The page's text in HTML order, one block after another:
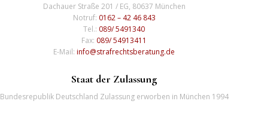
Dachauer Straße 201 / EG, 80637 München
Notruf: 0162 – 42 46 843
Tel.: 089/ 5491340
Fax: 089/ 54913411
E-Mail:info@strafrechtsberatung.de
Staat der Zulassung
Bundesrepublik Deutschland Zulassung erworben in München 1994